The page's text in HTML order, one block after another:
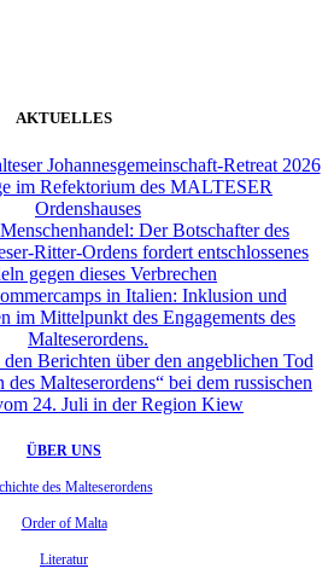
AKTUELLES
Johannesgemeinschaft-Retreat 2026
im Refektorium des MALTESER
Ordenshauses
Der Botschafter des
Ritter-Ordens fordert entschlossenes
gegen dieses Verbrechen
in Italien: Inklusion und
im Mittelpunkt des Engagements des
Malteserordens.
Berichten über den angeblichen Tod
des Malteserordens“ bei dem russischen
24. Juli in der Region Kiew
ÜBER UNS
des Malteserordens
Order of Malta
Literatur